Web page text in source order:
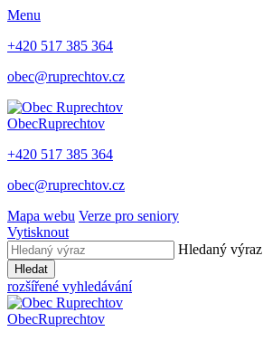
Menu
+420 517 385 364
obec@ruprechtov.cz
ObecRuprechtov
+420 517 385 364
obec@ruprechtov.cz
Mapa webu Verze pro seniory
Vytisknout
Hledaný výraz
Hledat
rozšířené vyhledávání
ObecRuprechtov